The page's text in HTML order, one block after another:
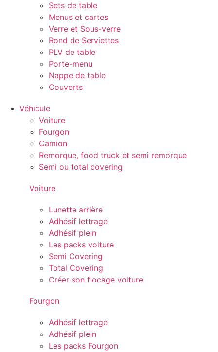
Sets de table
Menus et cartes
Verre et Sous-verre
Rond de Serviettes
PLV de table
Porte-menu
Nappe de table
Couverts
Véhicule
Voiture
Fourgon
Camion
Remorque, food truck et semi remorque
Semi ou total covering
Voiture
Lunette arrière
Adhésif lettrage
Adhésif plein
Les packs voiture
Semi Covering
Total Covering
Créer son flocage voiture
Fourgon
Adhésif lettrage
Adhésif plein
Les packs Fourgon